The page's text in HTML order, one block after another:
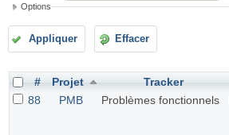
Options
Appliquer Effacer
# Projet Tracker
88
PMB Problèmes fonctionnels